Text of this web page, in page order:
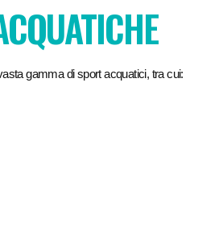
gamma di sport acquatici, tra cui: